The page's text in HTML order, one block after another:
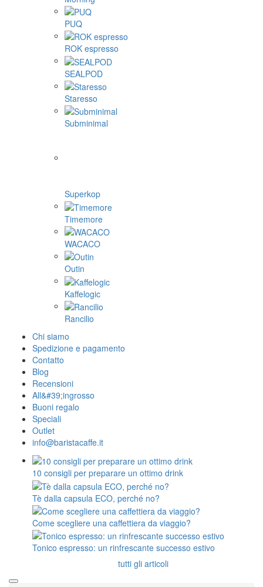
PUQ
ROK espresso
SEALPOD
Staresso
Subminimal
Superkop
Timemore
WACACO
Outin
Kaffelogic
Rancilio
Chi siamo
Spedizione e pagamento
Contatto
Blog
Recensioni
All&#39;ingrosso
Buoni regalo
Speciali
Outlet
info@baristacaffe.it
10 consigli per preparare un ottimo drink
Tè dalla capsula ECO, perché no?
Come scegliere una caffettiera da viaggio?
Tonico espresso: un rinfrescante successo estivo
tutti gli articoli